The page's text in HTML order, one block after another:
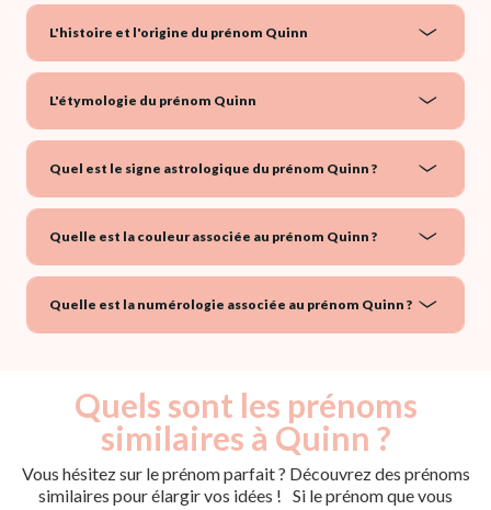
L'histoire et l'origine du prénom Quinn
L'étymologie du prénom Quinn
Quel est le signe astrologique du prénom Quinn ?
Quelle est la couleur associée au prénom Quinn ?
Quelle est la numérologie associée au prénom Quinn ?
Quels sont les prénoms
similaires à Quinn ?
Vous hésitez sur le prénom parfait ? Découvrez des prénoms
similaires pour élargir vos idées ! Si le prénom que vous